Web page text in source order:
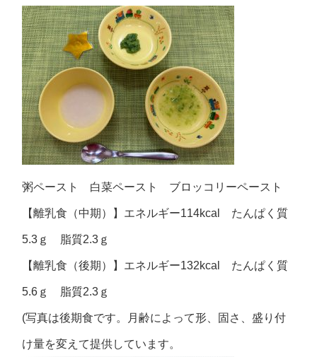
粥ペースト 白菜ペースト ブロッコリーペースト
【離乳食（中期）】エネルギー114kcal たんぱく質
5.3ｇ 脂質2.3ｇ
【離乳食（後期）】エネルギー132kcal たんぱく質
5.6ｇ 脂質2.3ｇ
(写真は後期食です。月齢によって形、固さ、盛り付
け量を変えて提供しています。